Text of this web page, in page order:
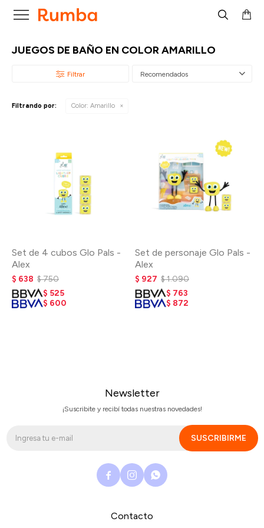

JUEGOS DE BAÑO EN COLOR AMARILLO
Recomendados
Filtrando por: Color: Amarillo
Set de 4 cubos Glo Pals -
Alex
$ 638 $750
$ 525
$ 600
Set de personaje Glo Pals -
Alex
$ 927 $1.090
$ 763
$ 872
Contacto
Newsletter
¡Suscribite y recibí todas nuestras novedades!
SUSCRIBIRME
  